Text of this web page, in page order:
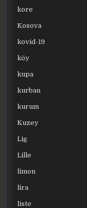
kore
Kosova
kovid-19
köy
kupa
kurban
kurum
Kuzey
Lig
Lille
limon
lira
liste